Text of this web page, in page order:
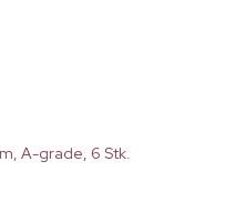
A-grade, 6 Stk.